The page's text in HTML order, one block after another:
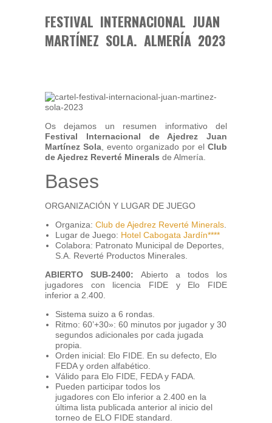
FESTIVAL INTERNACIONAL JUAN
MARTÍNEZ SOLA. ALMERÍA 2023
Os dejamos un resumen informativo del
Festival Internacional de Ajedrez Juan
Martínez Sola , evento organizado por el Club
de Ajedrez Reverté Minerals de Almería.
Bases
ORGANIZACIÓN Y LUGAR DE JUEGO
Organiza: Club de Ajedrez Reverté Minerals
Lugar de Juego: Hotel Cabogata Jardín****
Colabora: Patronato Municipal de Deportes,
S.A. Reverté Productos Minerales.
ABIERTO SUB-2400: Abierto a todos los
jugadores con licencia FIDE y Elo FIDE
inferior a 2.400.
Sistema suizo a 6 rondas.
Ritmo: 60’+30»: 60 minutos por jugador y 30
segundos adicionales por cada jugada
propia.
Orden inicial: Elo FIDE. En su defecto, Elo
FEDA y orden alfabético.
Válido para Elo FIDE, FEDA y FADA.
Pueden participar todos los
jugadores con Elo inferior a 2.400 en la
última lista publicada anterior al inicio del
torneo de ELO FIDE standard.